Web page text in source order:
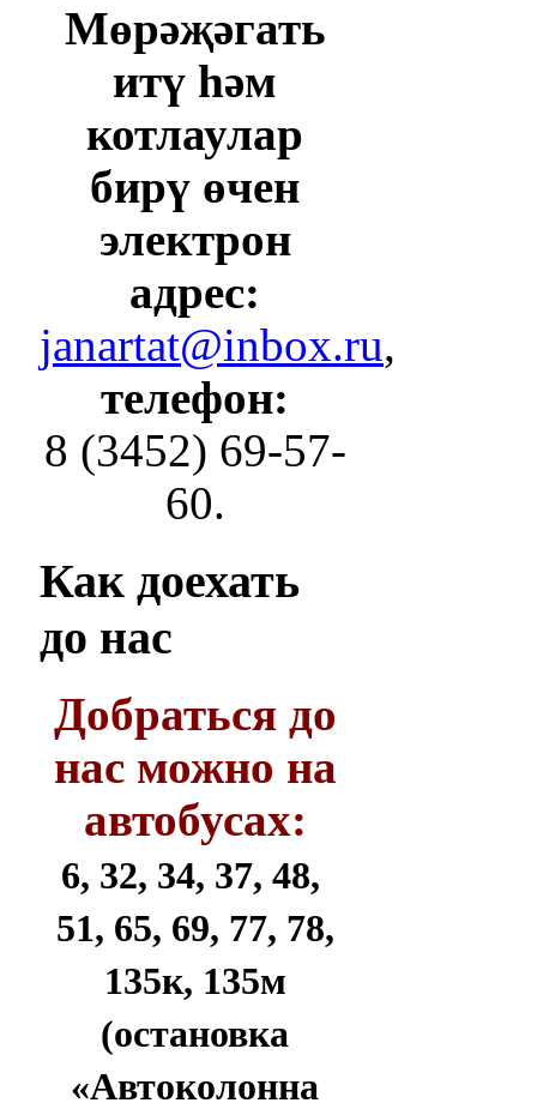
Мөрәҗәгать
итү һәм
котлаулар
бирү өчен
электрон
адрес:
janartat@inbox.ru,
телефон:
8 (3452) 69-57-
60.
Как доехать
до нас
Добраться до
нас можно на
автобусах:
6, 32, 34, 37, 48,
51, 65, 69, 77, 78,
135к, 135м
(остановка
«Автоколонна